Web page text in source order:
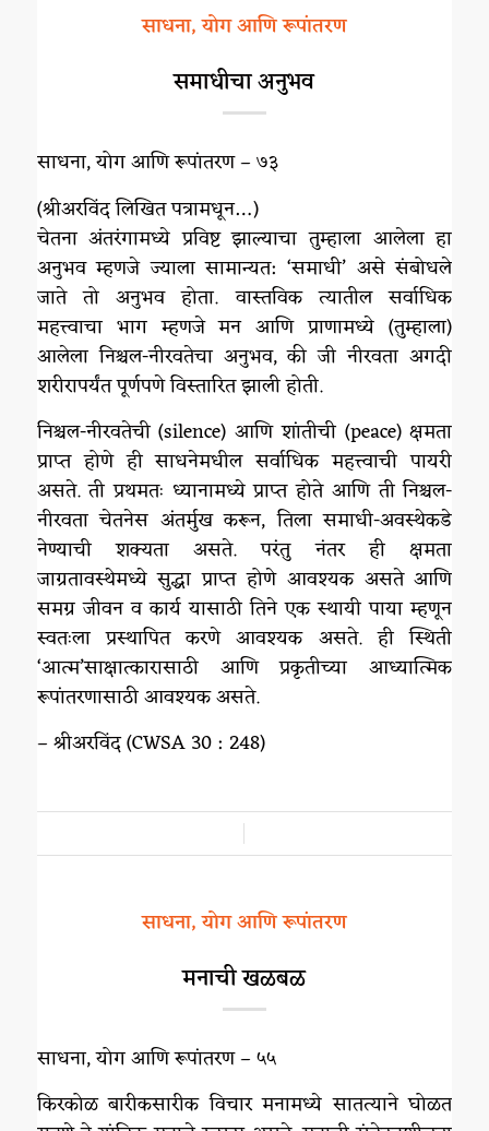
साधना, योग आणि रूपांतरण
समाधीचा अनुभव
साधना, योग आणि रूपांतरण – ७३
(श्रीअरविंद लिखित पत्रामधून…)
चेतना अंतरंगामध्ये प्रविष्ट झाल्याचा तुम्हाला आलेला हा
अनुभव म्हणजे ज्याला सामान्यत: ‘समाधी’ असे संबोधले
जाते तो अनुभव होता. वास्तविक त्यातील सर्वाधिक
महत्त्वाचा भाग म्हणजे मन आणि प्राणामध्ये (तुम्हाला)
आलेला निश्चल-नीरवतेचा अनुभव, की जी नीरवता अगदी
शरीरापर्यंत पूर्णपणे विस्तारित झाली होती.
निश्चल-नीरवतेची (silence) आणि शांतीची (peace) क्षमता
प्राप्त होणे ही साधनेमधील सर्वाधिक महत्त्वाची पायरी
असते. ती प्रथमतः ध्यानामध्ये प्राप्त होते आणि ती निश्चल-
नीरवता चेतनेस अंतर्मुख करून, तिला समाधी-अवस्थेकडे
नेण्याची शक्यता असते. परंतु नंतर ही क्षमता
जाग्रतावस्थेमध्ये सुद्धा प्राप्त होणे आवश्यक असते आणि
समग्र जीवन व कार्य यासाठी तिने एक स्थायी पाया म्हणून
स्वतःला प्रस्थापित करणे आवश्यक असते. ही स्थिती
‘आत्म’साक्षात्कारासाठी आणि प्रकृतीच्या आध्यात्मिक
रूपांतरणासाठी आवश्यक असते.
– श्रीअरविंद (CWSA 30 : 248)
साधना, योग आणि रूपांतरण
मनाची खळबळ
साधना, योग आणि रूपांतरण – ५५
किरकोळ बारीकसारीक विचार मनामध्ये सातत्याने घोळत